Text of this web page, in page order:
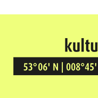
Kultur Vor Ort
BREMEN GRÖPELINGEN